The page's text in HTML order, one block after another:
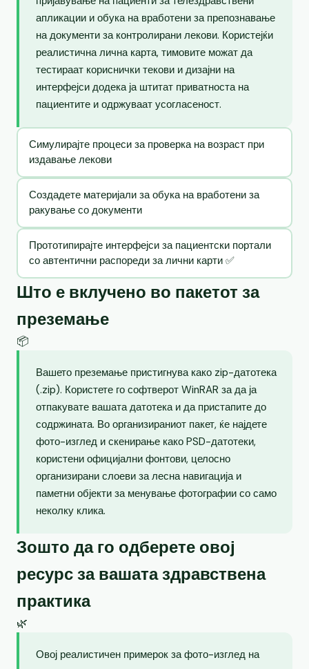
апликации и обука на вработени за препознавање
на документи за контролирани лекови. Користејќи
реалистична лична карта, тимовите можат да
тестираат кориснички текови и дизајни на
интерфејси додека ја штитат приватноста на
пациентите и одржуваат усогласеност.
Симулирајте процеси за проверка на возраст при
издавање лекови
Создадете материјали за обука на вработени за
ракување со документи
Прототипирајте интерфејси за пациентски портали
со автентични распореди за лични карти ✅
Што е вклучено во пакетот за
преземање
📦
Вашето преземање пристигнува како zip-датотека
(.zip). Користете го софтверот WinRAR за да ја
отпакувате вашата датотека и да пристапите до
содржината. Во организираниот пакет, ќе најдете
фото-изглед и скенирање како PSD-датотеки,
користени официјални фонтови, целосно
организирани слоеви за лесна навигација и
паметни објекти за менување фотографии со само
неколку клика.
Зошто да го одберете овој
ресурс за вашата здравствена
практика
🌿
Овој реалистичен примерок за фото-изглед на